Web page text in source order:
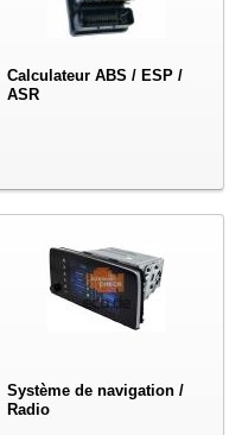
Calculateur ABS / ESP /
ASR
Système de navigation /
Radio